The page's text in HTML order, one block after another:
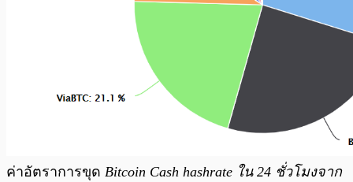
ค่าอัตราการขุด Bitcoin Cash hashrate ใน 24 ชั่วโมงจาก